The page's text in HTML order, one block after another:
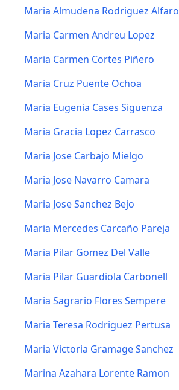
Maria Almudena Rodriguez Alfaro
Maria Carmen Andreu Lopez
Maria Carmen Cortes Piñero
Maria Cruz Puente Ochoa
Maria Eugenia Cases Siguenza
Maria Gracia Lopez Carrasco
Maria Jose Carbajo Mielgo
Maria Jose Navarro Camara
Maria Jose Sanchez Bejo
Maria Mercedes Carcaño Pareja
Maria Pilar Gomez Del Valle
Maria Pilar Guardiola Carbonell
Maria Sagrario Flores Sempere
Maria Teresa Rodriguez Pertusa
Maria Victoria Gramage Sanchez
Marina Azahara Lorente Ramon